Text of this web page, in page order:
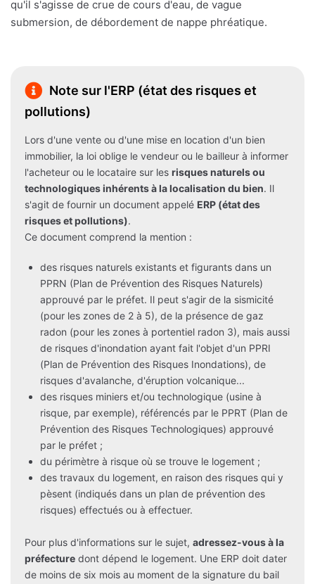
qu'il s'agisse de crue de cours d'eau, de vague
submersion, de débordement de nappe phréatique.
Note sur l'ERP (état des risques et
pollutions)
Lors d'une vente ou d'une mise en location d'un bien
immobilier, la loi oblige le vendeur ou le bailleur à informer
l'acheteur ou le locataire sur les risques naturels ou
technologiques inhérents à la localisation du bien. Il
s'agit de fournir un document appelé ERP (état des
risques et pollutions).
Ce document comprend la mention :
des risques naturels existants et figurants dans un
PPRN (Plan de Prévention des Risques Naturels)
approuvé par le préfet. Il peut s'agir de la sismicité
(pour les zones de 2 à 5), de la présence de gaz
radon (pour les zones à portentiel radon 3), mais aussi
de risques d'inondation ayant fait l'objet d'un PPRI
(Plan de Prévention des Risques Inondations), de
risques d'avalanche, d'éruption volcanique...
des risques miniers et/ou technologique (usine à
risque, par exemple), référencés par le PPRT (Plan de
Prévention des Risques Technologiques) approuvé
par le préfet ;
du périmètre à risque où se trouve le logement ;
des travaux du logement, en raison des risques qui y
pèsent (indiqués dans un plan de prévention des
risques) effectués ou à effectuer.
Pour plus d'informations sur le sujet, adressez-vous à la
préfecture dont dépend le logement. Une ERP doit dater
de moins de six mois au moment de la signature du bail